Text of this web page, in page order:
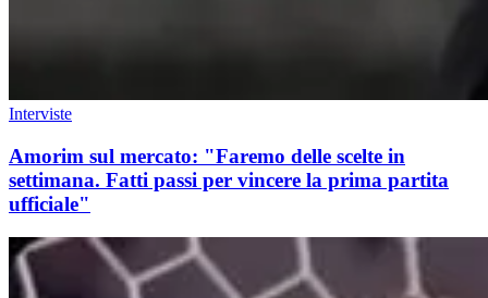
Interviste
Amorim sul mercato: "Faremo delle scelte in
settimana. Fatti passi per vincere la prima partita
ufficiale"